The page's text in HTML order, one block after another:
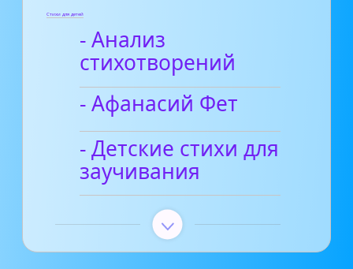
Стихи для детей
- Анализ
стихотворений
- Афанасий Фет
- Детские стихи для
заучивания